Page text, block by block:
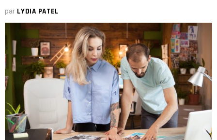
par LYDIA PATEL